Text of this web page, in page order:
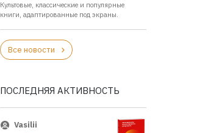
Культовые, классические и популярные
книги, адаптированные под экраны.
Все новости
ПОСЛЕДНЯЯ АКТИВНОСТЬ
Vasilii